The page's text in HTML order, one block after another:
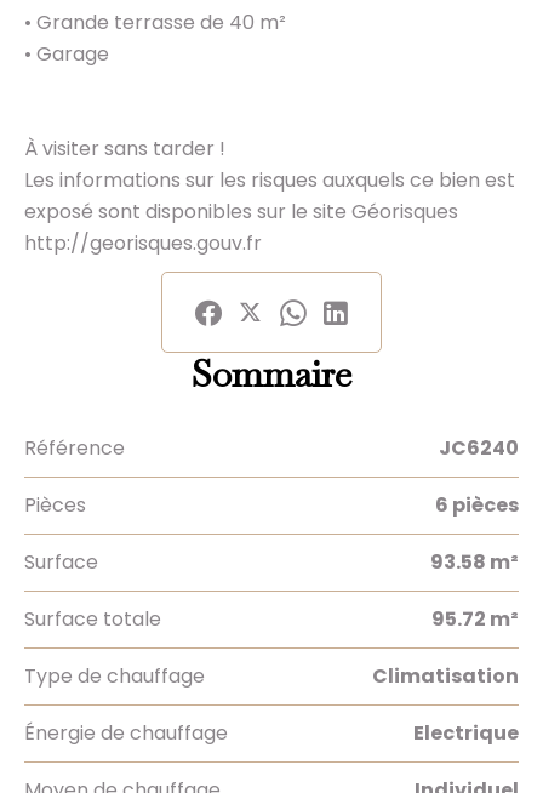
• Grande terrasse de 40 m²
• Garage
À visiter sans tarder !
Les informations sur les risques auxquels ce bien est
exposé sont disponibles sur le site Géorisques
http://georisques.gouv.fr
Sommaire
Référence JC6240
Pièces 6 pièces
Surface 93.58 m²
Surface totale 95.72 m²
Type de chauffage Climatisation
Énergie de chauffage Electrique